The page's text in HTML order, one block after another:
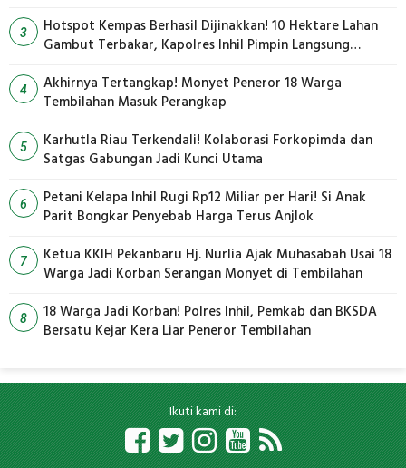
3
Hotspot Kempas Berhasil Dijinakkan! 10 Hektare Lahan
Gambut Terbakar, Kapolres Inhil Pimpin Langsung
4
Akhirnya Tertangkap! Monyet Peneror 18 Warga
Tembilahan Masuk Perangkap
5
Karhutla Riau Terkendali! Kolaborasi Forkopimda dan
Satgas Gabungan Jadi Kunci Utama
6
Petani Kelapa Inhil Rugi Rp12 Miliar per Hari! Si Anak
Parit Bongkar Penyebab Harga Terus Anjlok
7
Ketua KKIH Pekanbaru Hj. Nurlia Ajak Muhasabah Usai 18
Warga Jadi Korban Serangan Monyet di Tembilahan
8
18 Warga Jadi Korban! Polres Inhil, Pemkab dan BKSDA
Bersatu Kejar Kera Liar Peneror Tembilahan
Ikuti kami di: